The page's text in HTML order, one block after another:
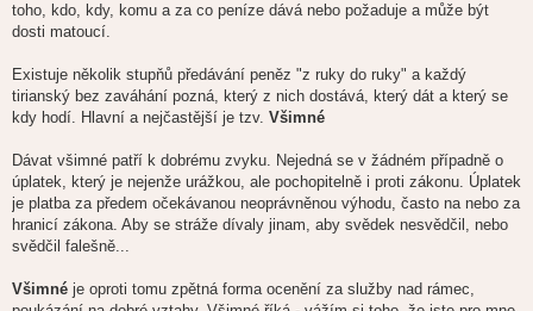
toho, kdo, kdy, komu a za co peníze dává nebo požaduje a může být
dosti matoucí.
Existuje několik stupňů předávání peněz "z ruky do ruky" a každý
tirianský bez zaváhání pozná, který z nich dostává, který dát a který se
kdy hodí. Hlavní a nejčastější je tzv. Všimné
Dávat všimné patří k dobrému zvyku. Nejedná se v žádném případně o
úplatek, který je nejenže urážkou, ale pochopitelně i proti zákonu. Úplatek
je platba za předem očekávanou neoprávněnou výhodu, často na nebo za
hranicí zákona. Aby se stráže dívaly jinam, aby svědek nesvědčil, nebo
svědčil falešně...
Všimné je oproti tomu zpětná forma ocenění za služby nad rámec,